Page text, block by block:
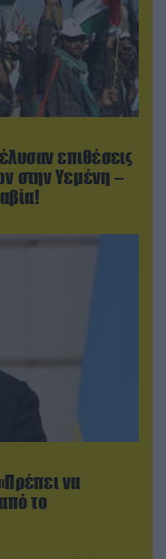
επιθέσεις
στην Υεμένη –
να
το